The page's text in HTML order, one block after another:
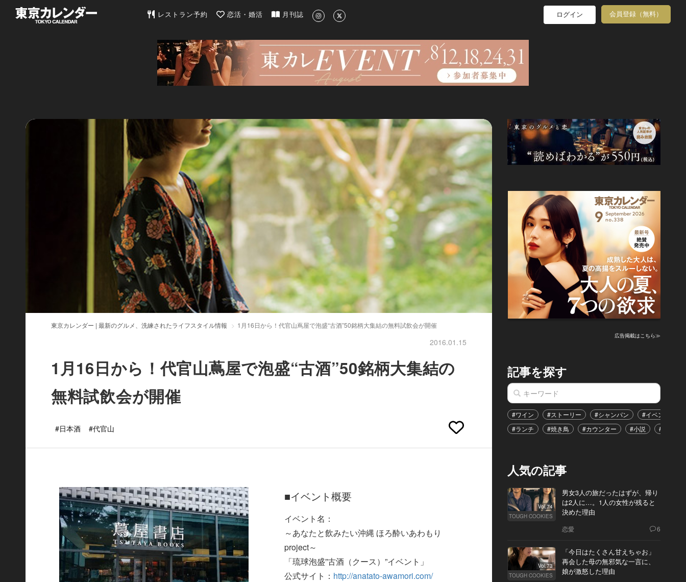
東京カレンダー | 最新のグルメ、洗練されたライフスタイル情報
レストラン予約 恋活・婚活 月刊誌 ログイン 会員登録（無料）
東京カレンダー | 最新のグルメ、洗練されたライフスタイル情報 1月16日から！代官山蔦屋で泡盛“古酒”50銘柄大集結の無料試飲会が開催
2016.01.15
1月16日から！代官山蔦屋で泡盛“古酒”50銘柄大集結の
無料試飲会が開催
#日本酒 #代官山
■イベント概要
イベント名：
～あなたと飲みたい沖縄 ほろ酔いあわもり
project～
「琉球泡盛”古酒（クース）”イベント」
公式サイト： http://anatato-awamori.com/
広告掲載はこちら≫
記事を探す
#ワイン #ストーリー #シャンパン #イベント
#ランチ
#焼き鳥 #カウンター #小説 #恋愛
人気の記事
Vol.74
TOUGH COOKIES
男女3人の旅だったはずが、帰り
は2人に…。1人の女性が残ると
決めた理由
恋愛 6
Vol.73
TOUGH COOKIES
「今日はたくさん甘えちゃお」
再会した母の無邪気な一言に、
娘が激怒した理由